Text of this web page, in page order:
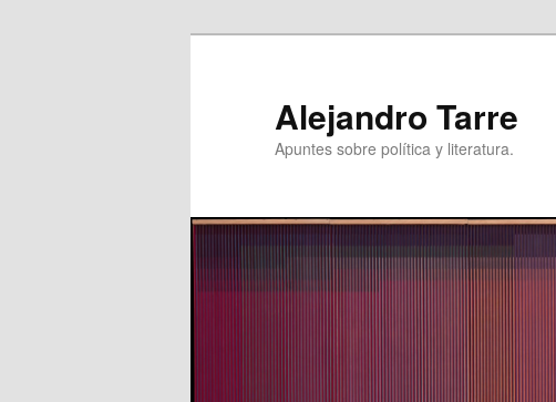
Alejandro Tarre
Apuntes sobre política y literatura.